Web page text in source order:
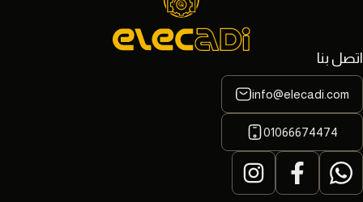
اتصل بنا
info@elecadi.com
01066674474